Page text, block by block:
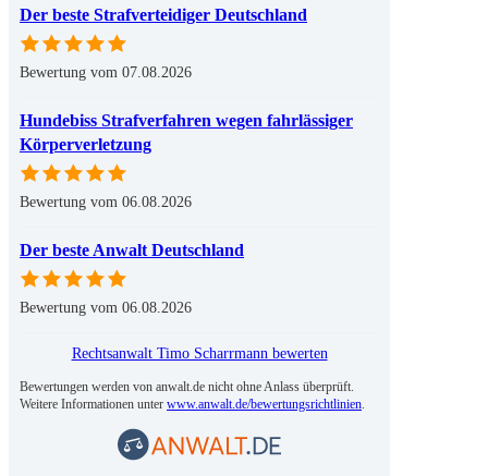
Der beste Strafverteidiger Deutschland
Bewertung vom 07.08.2026
Hundebiss Strafverfahren wegen fahrlässiger
Körperverletzung
Bewertung vom 06.08.2026
Der beste Anwalt Deutschland
Bewertung vom 06.08.2026
Rechtsanwalt Timo Scharrmann bewerten
Bewertungen werden von anwalt.de nicht ohne Anlass überprüft.
Weitere Informationen unter www.anwalt.de/bewertungsrichtlinien